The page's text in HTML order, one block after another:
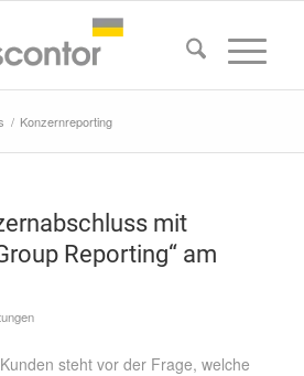
/ Konzernreporting
mit
Reporting“ am
steht vor der Frage, welche